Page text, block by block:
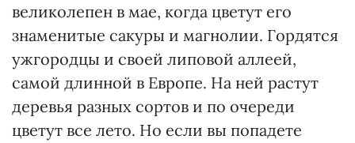
великолепен в мае, когда цветут его
знаменитые сакуры и магнолии. Гордятся
ужгородцы и своей липовой аллеей,
самой длинной в Европе. На ней растут
деревья разных сортов и по очереди
цветут все лето. Но если вы попадете